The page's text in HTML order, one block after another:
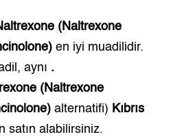
(Naltrexone
en iyi muadilidir.
aynı .
(Naltrexone
alternatifi) Kıbrıs
satın alabilirsiniz.